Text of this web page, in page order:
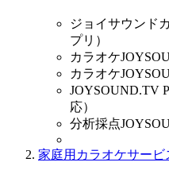
ジョイサウンド
プリ）
カラオケ
カラオケ
JOYSOUND.TV
応）
分析採点
家庭用カラオケサービ